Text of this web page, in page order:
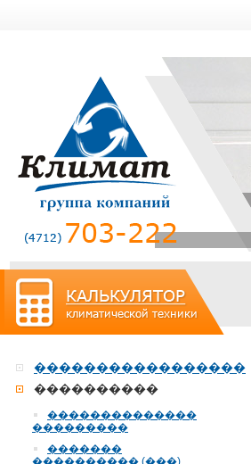
�����������������
����������
��������������
���������
�������
���������� (���)